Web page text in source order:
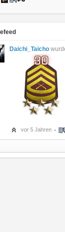
Daichi_Taicho
vor 5 Jahren •